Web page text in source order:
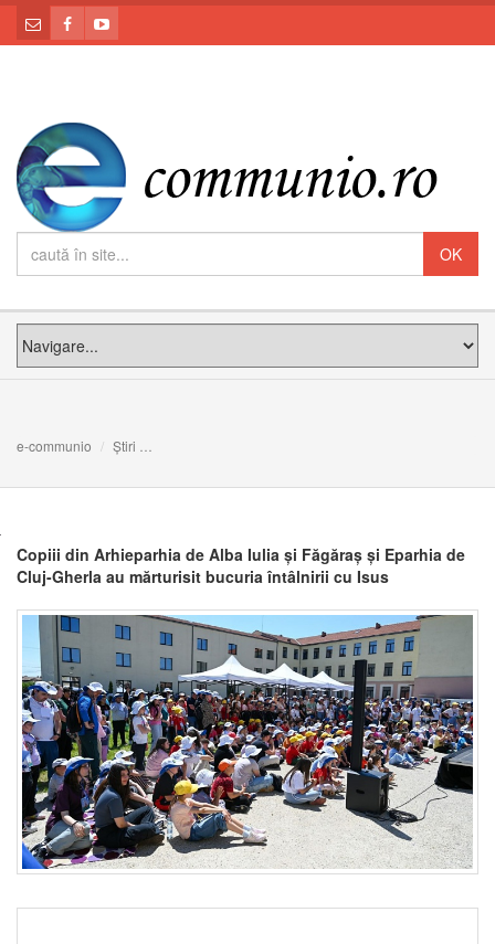
e-communio Știri
Copiii din Arhieparhia de Alba Iulia și Făgăraș și Eparhia de
Cluj-Gherla au mărturisit bucuria întâlnirii cu Isus